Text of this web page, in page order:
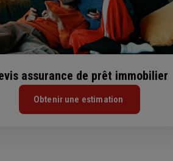
assurance de prêt immobilier
Obtenir une estimation